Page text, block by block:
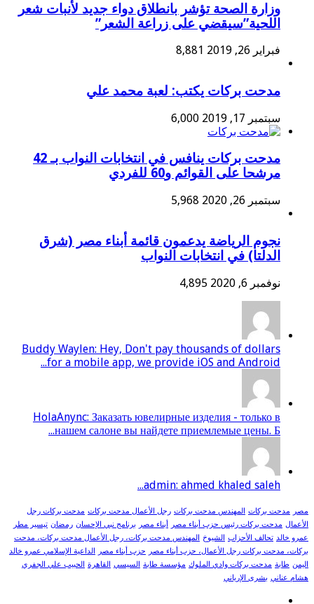
وزارة الصحة تؤشر بانطلاق دواء جديد لأنبات شعر
اللحية”سيقضي على زراعة الشعر”
فبراير 26, 2019 8,881
مدحت بركات يكتب: لعبة محمد علي
سبتمبر 17, 2019 6,000
مدحت بركات ينافس في انتخابات النواب بـ 42
مرشحا على القوائم و60 للفردي
سبتمبر 26, 2020 5,968
نجوم الرياضة يدعمون قائمة أبناء مصر (شرق
الدلتا) في انتخابات النواب
نوفمبر 6, 2020 4,895
Buddy Waylen: Hey, Don't pay thousands of dollars
for a mobile app, we provide iOS and Android...
HolaAnync: Заказать ювелирные изделия - только в
нашем салоне вы найдете приемлемые цены. Б...
admin: ahmed khaled saleh...
مصر مدحت بركات المهندس مدحت بركات رجل الأعمال مدحت بركات مدحت بركات رجل
الأعمال مدحت بركات رئيس حزب أبناء مصر أبناء مصر برنامج نبي الإحسان رمضان تيسير مطر
عمرو خالد تحالف الأحزاب الشيوخ المهندس مدحت بركات، رجل الأعمال مدحت بركات، مدحت
بركات، مدحت بركات رجل الأعمال، حزب أبناء مصر
حزب أبناء مصر
الداعية الإسلامي عمرو خالد
اليمن طابة مدحت بركات وادي الملوك مؤسسة طابة السيسي القاهرة الحبيب علي الجفري
هشام عناني بشرى الإرياني